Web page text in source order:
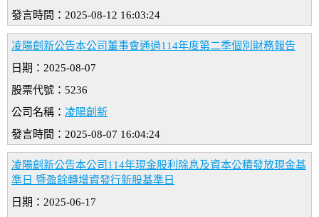
發言時間：2025-08-12 16:03:24
凌陽創新公告本公司董事會通過114年度第二季個別財務報告
日期：2025-08-07
股票代號：5236
公司名稱： 凌陽創新
發言時間：2025-08-07 16:04:24
凌陽創新公告本公司114年現金股利除息及資本公積發放現金基
準日 暨盈餘轉增資發行新股基準日
日期：2025-06-17